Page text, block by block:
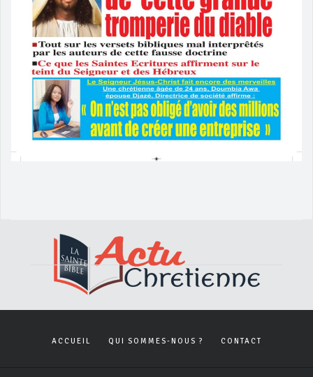
ACCUEIL QUI SOMMES-NOUS ? CONTACT